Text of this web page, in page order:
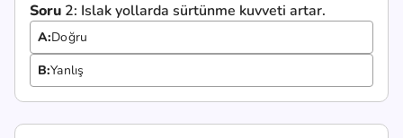
Soru 2: Islak yollarda sürtünme kuvveti artar.
A:Doğru
B:Yanlış